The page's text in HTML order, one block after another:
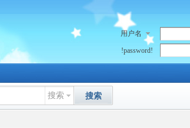
用户名
!password!
搜索 搜索